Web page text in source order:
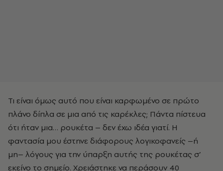
Τι είναι όμως αυτό που είναι καρφωμένο σε πρώτο
πλάνο δίπλα σε μια από τις καρέκλες; Πάντα πίστευα
ότι ήταν μια… ρουκέτα – δεν έχω ιδέα γιατί. Η
φαντασία μου έστηνε διάφορους λογικοφανείς –ή
μη– λόγους για την ύπαρξη αυτής της ρουκέτας σ’
εκείνο το σημείο. Χρειάστηκε να περάσουν 40